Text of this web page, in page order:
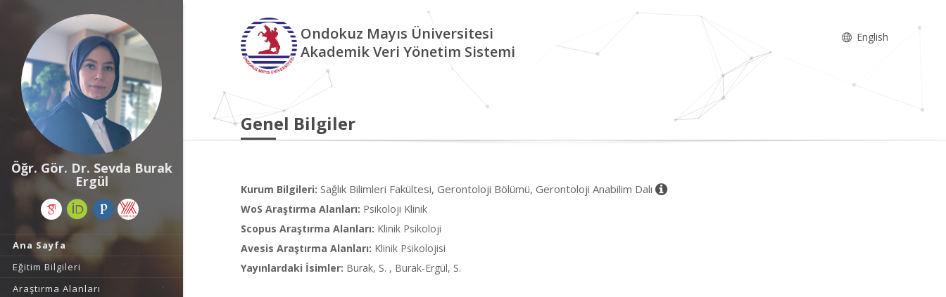
Öğr. Gör. Dr. Sevda Burak
Ergül
Ana Sayfa
Eğitim Bilgileri
Araştırma Alanları
Ondokuz Mayıs Üniversitesi
Akademik Veri Yönetim Sistemi
English
Genel Bilgiler
Kurum Bilgileri: Sağlık Bilimleri Fakültesi, Gerontoloji Bölümü, Gerontoloji Anabilim Dalı
WoS Araştırma Alanları: Psikoloji Klinik
Scopus Araştırma Alanları: Klinik Psikoloji
Avesis Araştırma Alanları: Klinik Psikolojisi
Yayınlardaki İsimler: Burak, S. , Burak-Ergül, S.